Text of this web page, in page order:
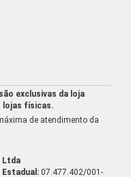
exclusivas da loja
lojas físicas.
de atendimento da
Ltda
07.477.402/001-